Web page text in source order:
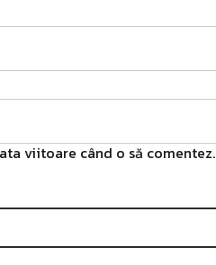
viitoare când o să comentez.